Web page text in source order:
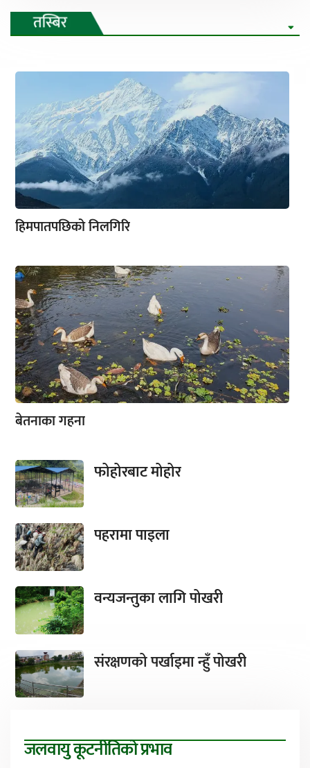
हिमपातपछिको निलगिरि
बेतनाका गहना
फोहोरबाट मोहोर
पहरामा पाइला
वन्यजन्तुका लागि पोखरी
संरक्षणको पर्खाइमा न्हुँ पोखरी
जलवायु कूटनीतिको प्रभाव